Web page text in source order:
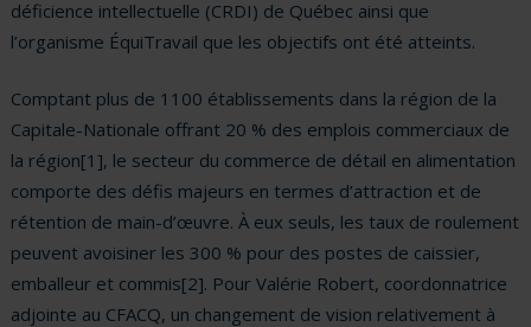
déficience intellectuelle (CRDI) de Québec ainsi que
l’organisme ÉquiTravail que les objectifs ont été atteints.
Comptant plus de 1100 établissements dans la région de la
Capitale-Nationale offrant 20 % des emplois commerciaux de
la région[1], le secteur du commerce de détail en alimentation
comporte des défis majeurs en termes d’attraction et de
rétention de main-d’œuvre. À eux seuls, les taux de roulement
peuvent avoisiner les 300 % pour des postes de caissier,
emballeur et commis[2]. Pour Valérie Robert, coordonnatrice
adjointe au CFACQ, un changement de vision relativement à